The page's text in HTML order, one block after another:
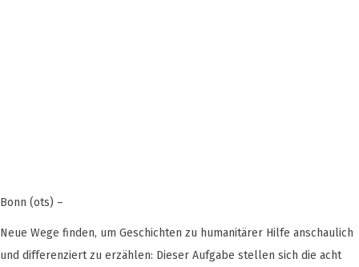
Bonn (ots) –
Neue Wege finden, um Geschichten zu humanitärer Hilfe anschaulich
und differenziert zu erzählen: Dieser Aufgabe stellen sich die acht